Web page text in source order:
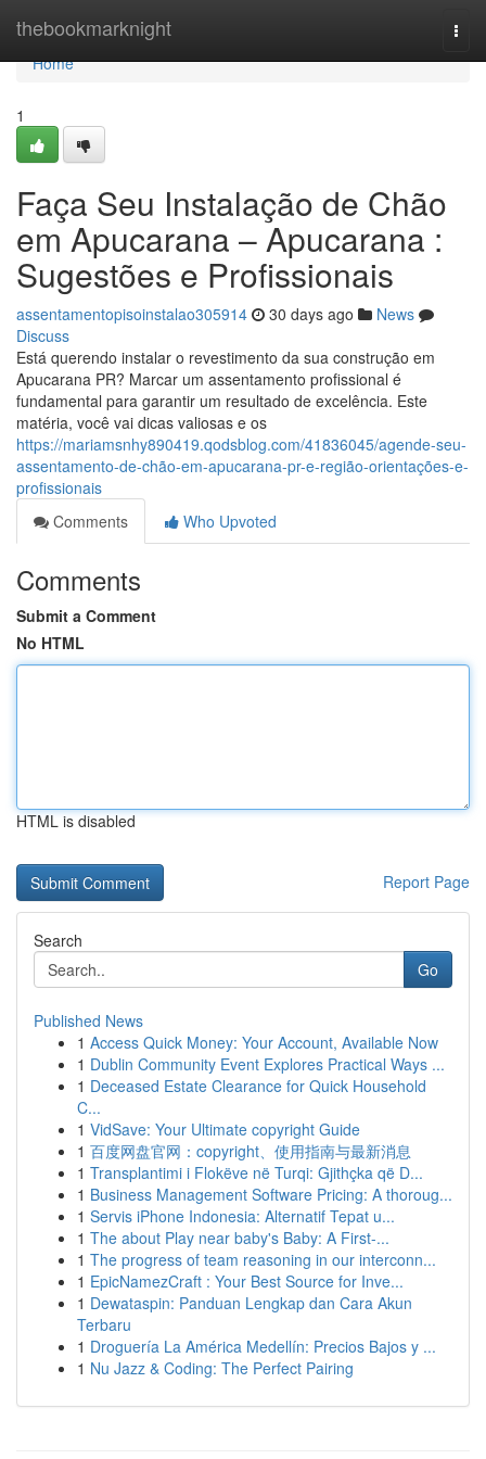
thebookmarknight
Home
Home
1
Faça Seu Instalação de Chão
em Apucarana – Apucarana :
Sugestões e Profissionais
assentamentopisoinstalao305914 30 days ago
News
Discuss
Está querendo instalar o revestimento da sua construção em
Apucarana PR? Marcar um assentamento profissional é
fundamental para garantir um resultado de excelência. Este
matéria, você vai dicas valiosas e os
https://mariamsnhy890419.qodsblog.com/41836045/agende-seu-
assentamento-de-chão-em-apucarana-pr-e-região-orientações-e-
profissionais
Comments
Who Upvoted
Comments
Submit a Comment
No HTML
HTML is disabled
Report Page
Search
Go
Published News
1 Access Quick Money: Your Account, Available Now
1 Dublin Community Event Explores Practical Ways ...
1 Deceased Estate Clearance for Quick Household
C...
1 VidSave: Your Ultimate copyright Guide
1 百度网盘官网：copyright、使用指南与最新消息
1 Transplantimi i Flokëve në Turqi: Gjithçka që D...
1 Business Management Software Pricing: A thoroug...
1 Servis iPhone Indonesia: Alternatif Tepat u...
1 The about Play near baby's Baby: A First-...
1 The progress of team reasoning in our interconn...
1 EpicNamezCraft : Your Best Source for Inve...
1 Dewataspin: Panduan Lengkap dan Cara Akun
Terbaru
1 Droguería La América Medellín: Precios Bajos y ...
1 Nu Jazz & Coding: The Perfect Pairing